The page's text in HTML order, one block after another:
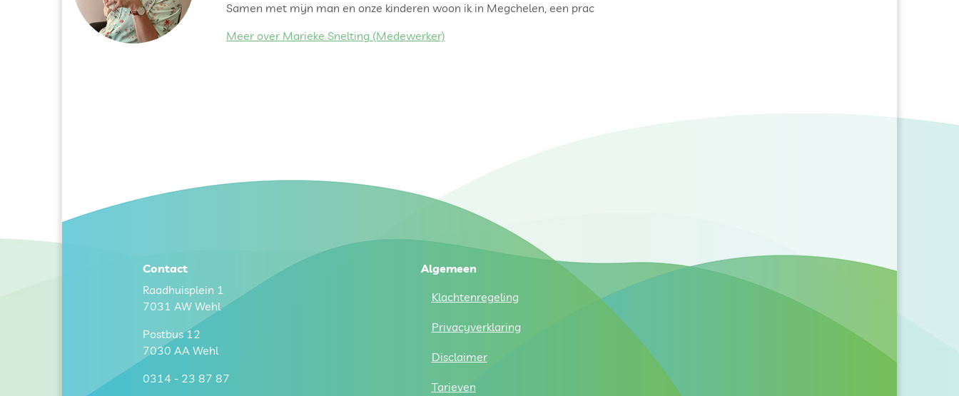
Samen met mijn man en onze kinderen woon ik in Megchelen, een prac
Meer over Marieke Snelting (Medewerker)
Contact
Raadhuisplein 1
7031 AW Wehl
Postbus 12
7030 AA Wehl
0314 - 23 87 87
Algemeen
Klachtenregeling
Privacyverklaring
Disclaimer
Tarieven